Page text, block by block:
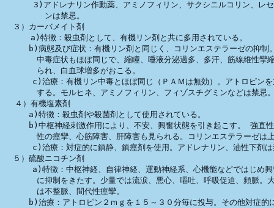
3)アドレナリン作動薬、アミノフィリン、サクシニルコリン、レセ
ンは禁忌。
３）カーバメイト剤
a)特徴：殺虫剤として、有機リン剤と共に多用されている。
b)病態及び症状：有機リン剤と同じく、コリンエステラーゼの抑制
中毒症状もほぼ同じで、縮瞳、唾液分泌過多、多汗、筋線維性攣
られ、白血球増多がおこる。
c)治療：有機リン中毒とほぼ同じ（ＰＡＭは無効）。アトロピンを
する。モルヒネ、アミノフィリン、フィゾスチグミンなどは禁忌
  ４）有機塩素剤
a)特徴：殺虫剤や殺菌剤として使用されている。
b)中枢神経刺激作用により、不安、興奮状態を引き起こす。 強直性
性の痙攣、心筋障害、肝障害も見られる。コリンエステラーゼは
c)治療：対症的に鎮静、鎮痙剤を使用。アドレナリン、油性下剤は
５）硫酸ニコチン剤
a)特徴：中枢神経、自律神経、運動神経系、心機能などではじめ興
に抑制をきたす。少量では流涙、悪心、嘔吐、呼吸促迫、頻脈。
は不整脈、間代性痙攣。
b)治療：アトロピン２ｍｇを１５～３０分毎に投与。その他対症的